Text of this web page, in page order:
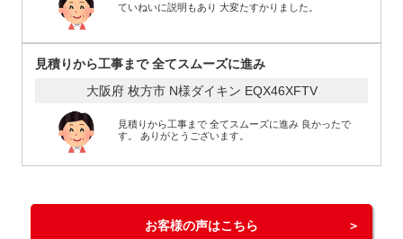
ていねいに説明もあり 大変たすかりました。
見積りから工事まで 全てスムーズに進み
大阪府 枚方市 N様ダイキン EQX46XFTV
見積りから工事まで 全てスムーズに進み 良かったで
す。 ありがとうございます。
お客様の声はこちら